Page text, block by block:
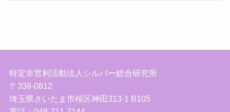
特定非営利活動法人シルバー総合研究所
〒338-0812
埼玉県さいたま市桜区神田313-1 B105